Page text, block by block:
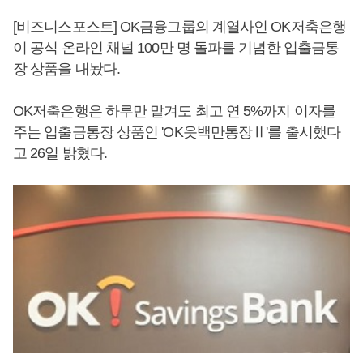
[비즈니스포스트] OK금융그룹의 계열사인 OK저축은행
이 공식 온라인 채널 100만 명 돌파를 기념한 입출금통
장 상품을 내놨다.
OK저축은행은 하루만 맡겨도 최고 연 5%까지 이자를
주는 입출금통장 상품인 'OK읏백만통장Ⅱ'를 출시했다
고 26일 밝혔다.